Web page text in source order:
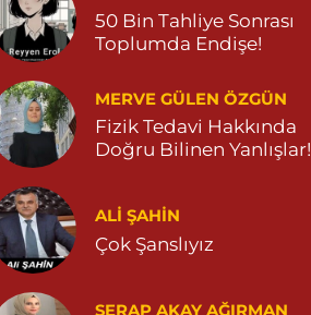
50 Bin Tahliye Sonrası
Toplumda Endişe!
MERVE GÜLEN ÖZGÜN
Fizik Tedavi Hakkında
Doğru Bilinen Yanlışlar!
ALI ŞAHİN
Çok Şanslıyız
SERAP AKAY AĞIRMAN